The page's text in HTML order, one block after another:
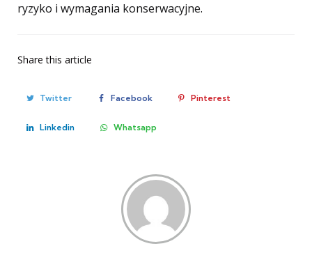
ryzyko i wymagania konserwacyjne.
Share this article
Twitter Facebook Pinterest
Linkedin Whatsapp